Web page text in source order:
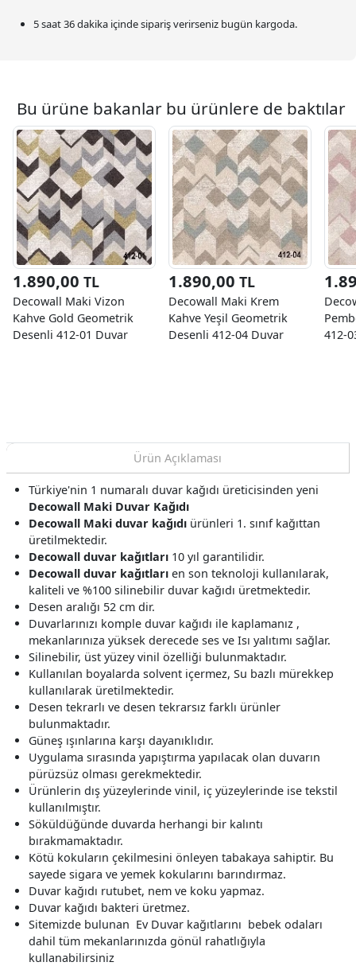
5 saat 36 dakika içinde sipariş verirseniz bugün kargoda.
Bu ürüne bakanlar bu ürünlere de baktılar
1.890,00 TL
Decowall Maki Vizon
Kahve Gold Geometrik
Desenli 412-01 Duvar
1.890,00 TL
Decowall Maki Krem
Kahve Yeşil Geometrik
Desenli 412-04 Duvar
412-
Ürün Açıklaması
Türkiye'nin 1 numaralı duvar kağıdı üreticisinden yeni
Decowall Maki Duvar Kağıdı
Decowall Maki duvar kağıdı ürünleri 1. sınıf kağıttan
üretilmektedir.
Decowall duvar kağıtları 10 yıl garantilidir.
Decowall duvar kağıtları en son teknoloji kullanılarak,
kaliteli ve %100 silinebilir duvar kağıdı üretmektedir.
Desen aralığı 52 cm dir.
Duvarlarınızı komple duvar kağıdı ile kaplamanız ,
mekanlarınıza yüksek derecede ses ve Isı yalıtımı sağlar.
Silinebilir, üst yüzey vinil özelliği bulunmaktadır.
Kullanılan boyalarda solvent içermez, Su bazlı mürekkep
kullanılarak üretilmektedir.
Desen tekrarlı ve desen tekrarsız farklı ürünler
bulunmaktadır.
Güneş ışınlarına karşı dayanıklıdır.
Uygulama sırasında yapıştırma yapılacak olan duvarın
pürüzsüz olması gerekmektedir.
Ürünlerin dış yüzeylerinde vinil, iç yüzeylerinde ise tekstil
kullanılmıştır.
Söküldüğünde duvarda herhangi bir kalıntı
bırakmamaktadır.
Kötü kokuların çekilmesini önleyen tabakaya sahiptir. Bu
sayede sigara ve yemek kokularını barındırmaz.
Duvar kağıdı rutubet, nem ve koku yapmaz.
Duvar kağıdı bakteri üretmez.
Sitemizde bulunan Ev Duvar kağıtlarını bebek odaları
dahil tüm mekanlarınızda gönül rahatlığıyla
kullanabilirsiniz